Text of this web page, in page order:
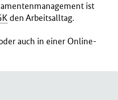
ist
den Arbeitsalltag.
auch in einer Online-